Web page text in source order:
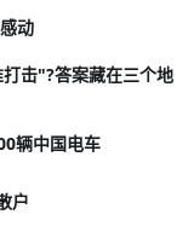
动
击"?答案藏在三个地
辆中国电车
户